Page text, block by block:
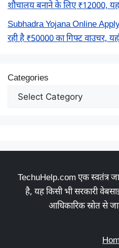
शौचालय बनाने के लिए ₹12000,
Subhadra Yojana Online
रही है ₹50000 का गिफ्ट वाउचर,
Categories
TechuHelp.com एक स्वतंत्र
है, यह किसी भी सरकारी
आधिकारिक स्रोत से